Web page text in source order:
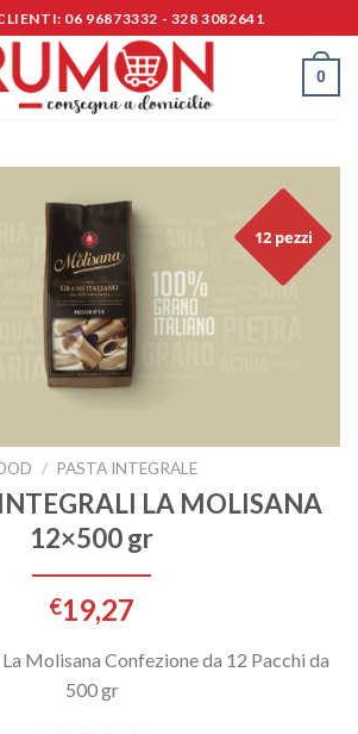
06 96873332 - 328 3082641
0
12 pezzi
/ PASTA INTEGRALE
LA MOLISANA
12×500 gr
€19,27
Molisana Confezione da 12 Pacchi da
500 gr